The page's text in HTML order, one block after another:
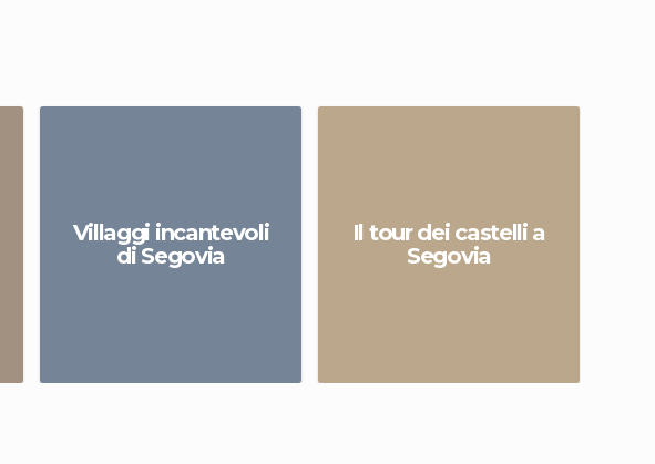
Villaggi incantevoli
di Segovia
Il tour dei castelli a
Segovia